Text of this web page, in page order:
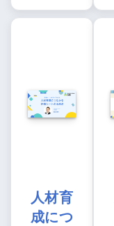
人材育
成につ